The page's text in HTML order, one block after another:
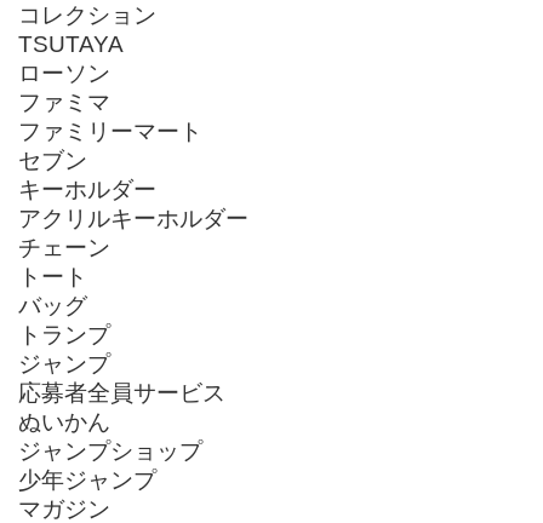
コレクション
TSUTAYA
ローソン
ファミマ
ファミリーマート
セブン
キーホルダー
アクリルキーホルダー
チェーン
トート
バッグ
トランプ
ジャンプ
応募者全員サービス
ぬいかん
ジャンプショップ
少年ジャンプ
マガジン